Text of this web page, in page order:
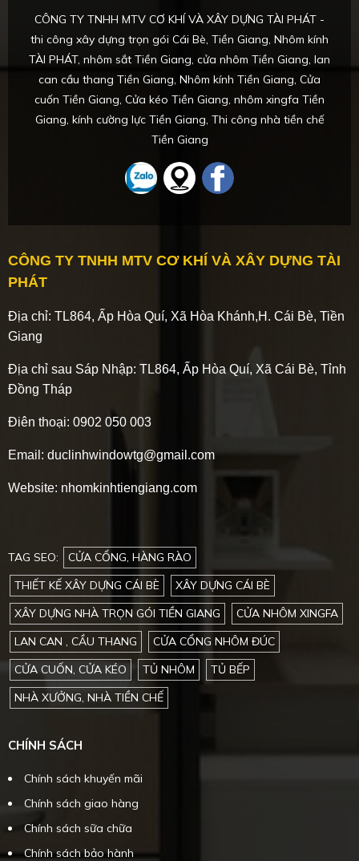
CÔNG TY TNHH MTV CƠ KHÍ VÀ XÂY DỰNG TÀI PHÁT -
thi công xây dựng trọn gói Cái Bè, Tiền Giang, Nhôm kính
TÀI PHÁT, nhôm sắt Tiền Giang, cửa nhôm Tiền Giang, lan
can cầu thang Tiền Giang, Nhôm kính Tiền Giang, Cửa
cuốn Tiền Giang, Cửa kéo Tiền Giang, nhôm xingfa Tiền
Giang, kính cường lực Tiền Giang, Thi công nhà tiền chế
Tiền Giang
CÔNG TY TNHH MTV CƠ KHÍ VÀ XÂY DỰNG TÀI
PHÁT
Địa chỉ: TL864, Ấp Hòa Quí, Xã Hòa Khánh,H. Cái Bè, Tiền
Giang
Địa chỉ sau Sáp Nhập: TL864, Ấp Hòa Quí, Xã Cái Bè, Tỉnh
Đồng Tháp
Điên thoại: 0902 050 003
Email: duclinhwindowtg@gmail.com
Website: nhomkinhtiengiang.com
TAG SEO:
CỬA CỔNG, HÀNG RÀO
THIẾT KẾ XÂY DỰNG CÁI BÈ
XÂY DỰNG CÁI BÈ
XÂY DỰNG NHÀ TRỌN GÓI TIỀN GIANG
CỬA NHÔM XINGFA
LAN CAN , CẦU THANG
CỬA CỔNG NHÔM ĐÚC
CỬA CUỐN, CỬA KÉO
TỦ NHÔM
TỦ BẾP
NHÀ XƯỞNG, NHÀ TIỀN CHẾ
CHÍNH SÁCH
Chính sách khuyến mãi
Chính sách giao hàng
Chính sách sữa chữa
Chính sách bảo hành